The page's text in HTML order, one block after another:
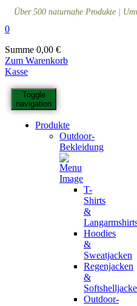
Über 500 naturnahe Produkte |
0
Summe 0,00 €
Zum Warenkorb
Kasse
Toggle
navigation
Produkte
Outdoor-
Bekleidung
T-
Shirts
&
Hoodies
&
Sweatjacken
Regenjacken
&
Outdoor-